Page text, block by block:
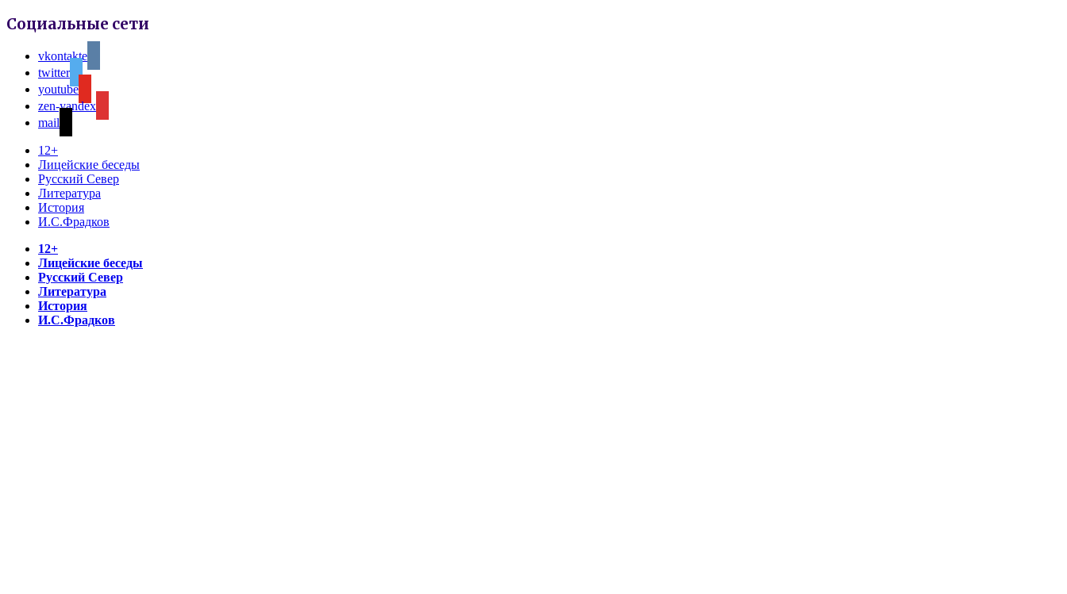
Социальные сети
vkontakte
twitter
youtube
zen-yandex
mail
12+
Лицейские беседы
Русский Север
Литература
История
И.С.Фрадков
12+
Лицейские беседы
Русский Север
Литература
История
И.С.Фрадков